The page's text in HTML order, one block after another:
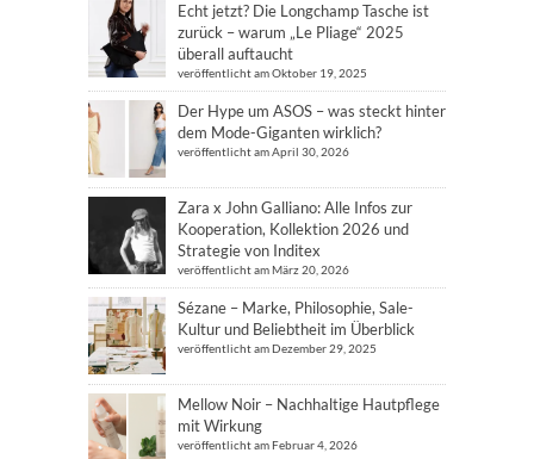
Echt jetzt? Die Longchamp Tasche ist
zurück – warum „Le Pliage“ 2025
überall auftaucht
veröffentlicht am Oktober 19, 2025
Der Hype um ASOS – was steckt hinter
dem Mode-Giganten wirklich?
veröffentlicht am April 30, 2026
Zara x John Galliano: Alle Infos zur
Kooperation, Kollektion 2026 und
Strategie von Inditex
veröffentlicht am März 20, 2026
Sézane – Marke, Philosophie, Sale-
Kultur und Beliebtheit im Überblick
veröffentlicht am Dezember 29, 2025
Mellow Noir – Nachhaltige Hautpflege
mit Wirkung
veröffentlicht am Februar 4, 2026